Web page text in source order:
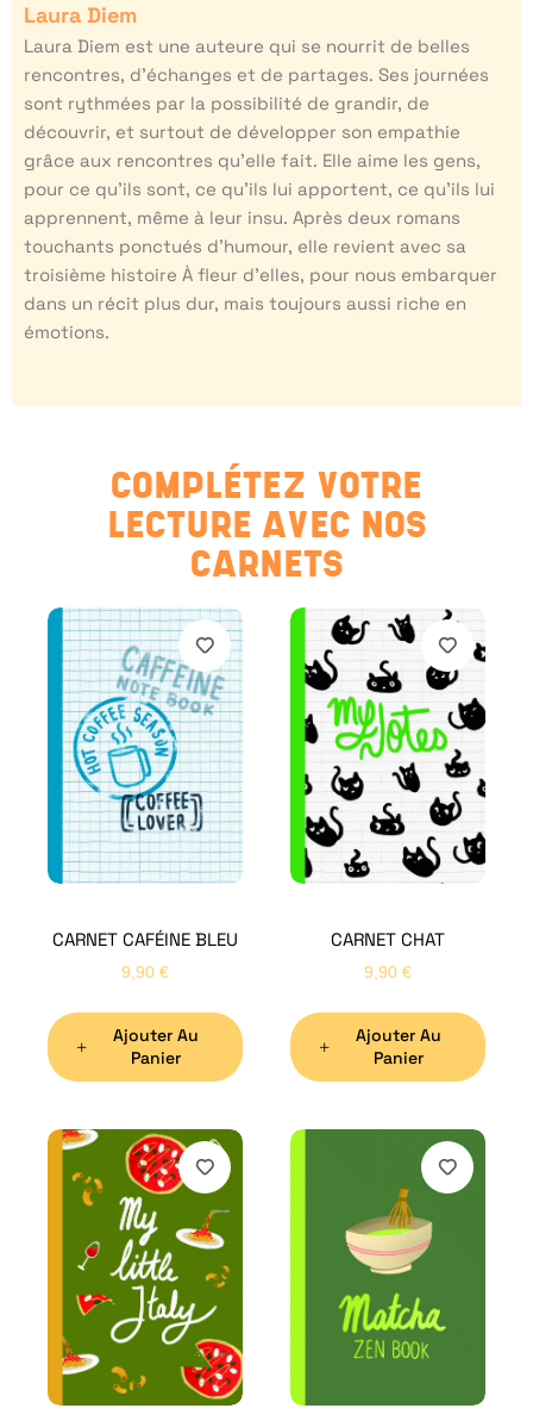
Laura Diem
Laura Diem est une auteure qui se nourrit de belles
rencontres, d’échanges et de partages. Ses journées
sont rythmées par la possibilité de grandir, de
découvrir, et surtout de développer son empathie
grâce aux rencontres qu’elle fait. Elle aime les gens,
pour ce qu’ils sont, ce qu’ils lui apportent, ce qu’ils lui
apprennent, même à leur insu. Après deux romans
touchants ponctués d’humour, elle revient avec sa
troisième histoire À fleur d’elles, pour nous embarquer
dans un récit plus dur, mais toujours aussi riche en
émotions.
COMPLÉTEZ VOTRE
LECTURE AVEC NOS
CARNETS
CARNET CAFÉINE BLEU
9,90 €
Ajouter Au
Panier
CARNET CHAT
9,90 €
Ajouter Au
Panier